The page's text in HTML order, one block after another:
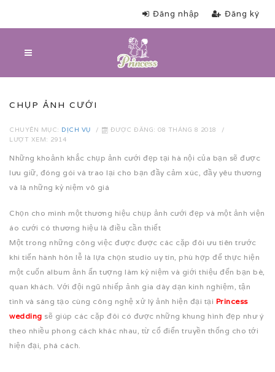
Đăng nhập Đăng ký
CHỤP ẢNH CƯỚI
CHUYÊN MỤC: DỊCH VỤ
ĐƯỢC ĐĂNG: 08 THÁNG 8 2018
LƯỢT XEM: 2914
Những khoảnh khắc chụp ảnh cưới đẹp tại hà nội của bạn sẽ được
lưu giữ, đóng gói và trao lại cho bạn đầy cảm xúc, đầy yêu thương
và là những kỷ niệm vô giá
Chọn cho mình một thương hiệu chụp ảnh cưới đẹp và một ảnh viện
áo cưới có thương hiệu là điều cần thiết
Một trong những công việc được được các cặp đôi ưu tiên trước
khi tiến hành hôn lễ là lựa chọn studio uy tín, phù hợp để thực hiện
một cuốn album ảnh ấn tượng làm kỷ niệm và giới thiệu đến bạn bè,
quan khách. Với đội ngũ nhiếp ảnh gia dày dạn kinh nghiệm, tận
tình và sáng tạo cùng công nghệ xử lý ảnh hiện đại tại Princess
wedding sẽ giúp các cặp đôi có được những khung hình đẹp như ý
theo nhiều phong cách khác nhau, từ cổ điển truyền thống cho tới
hiện đại, phá cách.